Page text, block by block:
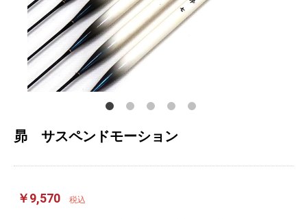
昴 サスペンドモーション
￥9,570 税込